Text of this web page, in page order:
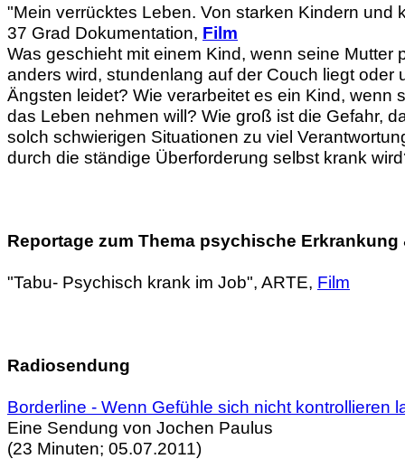
"Mein verrücktes Leben. Von starken Kindern und
37 Grad Dokumentation, Film
Was geschieht mit einem Kind, wenn seine Mutter
anders wird, stundenlang auf der Couch liegt oder
Ängsten leidet? Wie verarbeitet es ein Kind, wenn
das Leben nehmen will? Wie groß ist die Gefahr,
solch schwierigen Situationen zu viel
durch die ständige Überforderung selbst krank
Reportage zum Thema psychische Erkrankung
"Tabu- Psychisch krank im Job", ARTE, Film
Radiosendung
Borderline - Wenn Gefühle sich nicht kontrollieren
Eine Sendung von Jochen Paulus
(23 Minuten; 05.07.2011)